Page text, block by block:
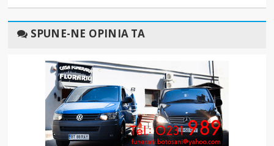
SPUNE-NE OPINIA TA